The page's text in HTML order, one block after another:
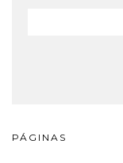
PÁGINAS